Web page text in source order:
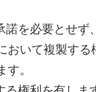
諾を必要とせ
おいて複製す
。